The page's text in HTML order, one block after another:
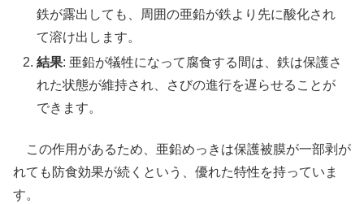
鉄が露出しても、周囲の亜鉛が鉄より先に酸化され
て溶け出します。
結果: 亜鉛が犠牲になって腐食する間は、鉄は保護さ
れた状態が維持され、さびの進行を遅らせることが
できます。
この作用があるため、亜鉛めっきは保護被膜が一部剥が
れても防食効果が続くという、優れた特性を持っていま
す。